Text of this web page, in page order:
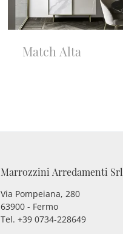
Match Alta
Marrozzini Arredamenti Srl
Via Pompeiana, 280
63900 - Fermo
Tel. +39 0734-228649